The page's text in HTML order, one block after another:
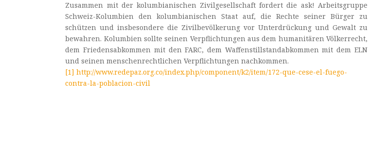
Zusammen mit der kolumbianischen Zivilgesellschaft fordert die ask! Arbeitsgruppe
Schweiz-Kolumbien den kolumbianischen Staat auf, die Rechte seiner Bürger zu
schützen und insbesondere die Zivilbevölkerung vor Unterdrückung und Gewalt zu
bewahren. Kolumbien sollte seinen Verpflichtungen aus dem humanitären Völkerrecht,
dem Friedensabkommen mit den FARC, dem Waffenstillstandabkommen mit dem ELN
und seinen menschenrechtlichen Verpflichtungen nachkommen.
[1] http://www.redepaz.org.co/index.php/component/k2/item/172-que-cese-el-fuego-
contra-la-poblacion-civil